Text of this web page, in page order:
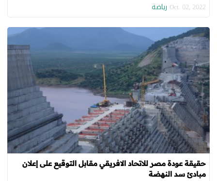
Oct. 02, 2022 رياضة
حقيقة عودة مصر للاتحاد الافريقي مقابل التوقيع على إعلان
مبادئ سد النهضة